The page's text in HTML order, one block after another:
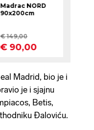
Madrid, bio je i
je i sjajnu
Betis,
Đaloviću.